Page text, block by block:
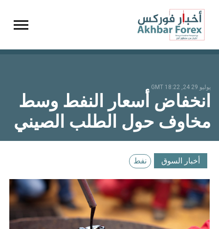
يوليو 29 24, 18:22 GMT
انخفاض أسعار النفط وسط
مخاوف حول الطلب الصيني
أخبار السوق نفط